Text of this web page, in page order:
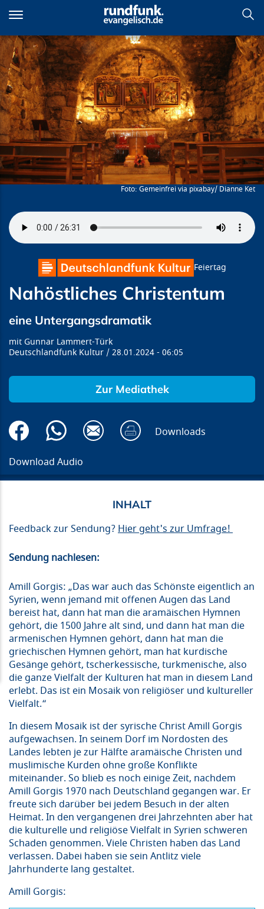
zum
Inhalt
Nahöstliches Christentum
Gemeinfrei via pixabay/ Dianne Ket
Feiertag
Nahöstliches Christentum
eine Untergangsdramatik
Gunnar Lammert-Türk
Deutschlandfunk Kultur
28.01.2024 06:05
Zur Mediathek
Downloads
Download Audio
Feedback zur Sendung? Hier geht's zur Umfrage!
Sendung nachlesen:
Amill Gorgis: „Das war auch das Schönste eigentlich an
Syrien, wenn jemand mit offenen Augen das Land
bereist hat, dann hat man die aramäischen Hymnen
gehört, die 1500 Jahre alt sind, und dann hat man die
armenischen Hymnen gehört, dann hat man die
griechischen Hymnen gehört, man hat kurdische
Gesänge gehört, tscherkessische, turkmenische, also
die ganze Vielfalt der Kulturen hat man in diesem Land
erlebt. Das ist ein Mosaik von religiöser und kultureller
Vielfalt.“
In diesem Mosaik ist der syrische Christ Amill Gorgis
aufgewachsen. In seinem Dorf im Nordosten des
Landes lebten je zur Hälfte aramäische Christen und
muslimische Kurden ohne große Konflikte
miteinander. So blieb es noch einige Zeit, nachdem
Amill Gorgis 1970 nach Deutschland gegangen war. Er
freute sich darüber bei jedem Besuch in der alten
Heimat. In den vergangenen drei Jahrzehnten aber hat
die kulturelle und religiöse Vielfalt in Syrien schweren
Schaden genommen. Viele Christen haben das Land
verlassen. Dabei haben sie sein Antlitz viele
Jahrhunderte lang gestaltet.
Amill Gorgis: